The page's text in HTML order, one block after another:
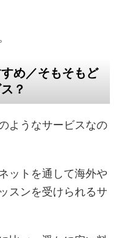
め／そもそもど
？
ようなサービスなの
ットを通して海外や
スンを受けられるサ